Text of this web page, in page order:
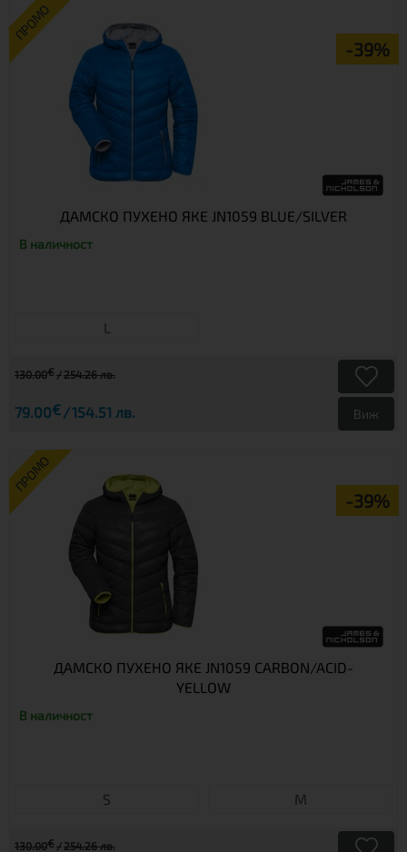
ПРОМО
-39%
ДАМСКО ПУХЕНО ЯКЕ JN1059 BLUE/SILVER
В наличност
L
130.00€ 254.26 лв.
79.00€ 154.51 лв. Виж
ПРОМО
-39%
ДАМСКО ПУХЕНО ЯКЕ JN1059 CARBON/ACID-
YELLOW
В наличност
S М
130.00€ 254.26 лв.